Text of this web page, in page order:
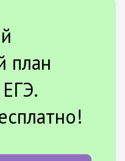
план